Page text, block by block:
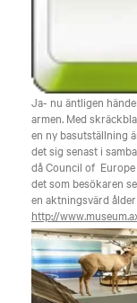
Ja- nu äntligen
armen. Med
en ny basutställning
det sig senast i
då Council of
det som besökaren
en aktningsvärd
http://